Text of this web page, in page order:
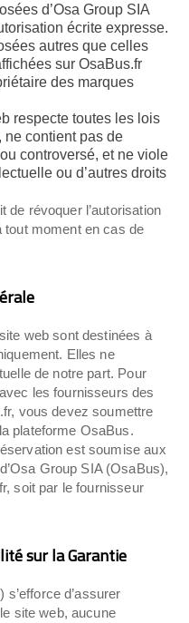
d’Osa Group SIA
écrite expresse.
autres que celles
sur OsaBus.fr
des marques
respecte toutes les lois
contient pas de
controversé, et ne viole
ou d’autres droits
de révoquer l’autorisation
moment en cas de
web sont destinées à
Elles ne
de notre part. Pour
les fournisseurs des
vous devez soumettre
plateforme OsaBus.
est soumise aux
Group SIA (OsaBus),
soit par le fournisseur
sur la Garantie
d’assurer
site web, aucune